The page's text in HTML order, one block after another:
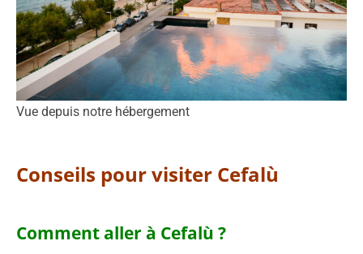
Vue depuis notre hébergement
Conseils pour visiter Cefalù
Comment aller à Cefalù ?